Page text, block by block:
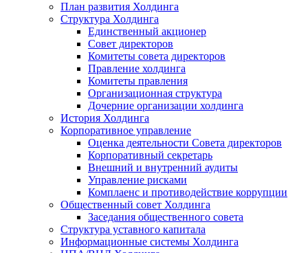
План развития Холдинга
Структура Холдинга
Единственный акционер
Совет директоров
Комитеты совета директоров
Правление холдинга
Комитеты правления
Организационная структура
Дочерние организации холдинга
История Холдинга
Корпоративное управление
Оценка деятельности Совета директоров
Корпоративный секретарь
Внешний и внутренний аудиты
Управление рисками
Комплаенс и противодействие коррупции
Общественный совет Холдинга
Заседания общественного совета
Структура уставного капитала
Информационные системы Холдинга